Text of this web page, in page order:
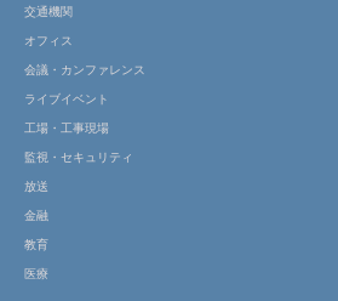
交通機関
オフィス
会議・カンファレンス
ライブイベント
工場・工事現場
監視・セキュリティ
放送
金融
教育
医療